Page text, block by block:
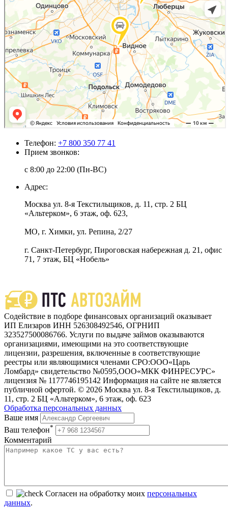
Телефон: +7 800 350 77 41
Прием звонков:
с 8:00 до 22:00 (Пн-ВС)
Адрес:
Москва ул. 8-я Текстильщиков, д. 11, стр. 2 БЦ
«Альтерком», 6 этаж, оф. 623,
МО, г. Химки, ул. Репина, 2/27
г. Санкт-Петербург, Пироговская набережная д. 21, офис
71, 7 этаж, БЦ «Нобель»
Содействие в подборе финансовых организаций оказывает
ИП Елизаров ИНН 526308492546, ОГРНИП
323527500086766. Услуги по выдаче займов оказываются
организациями, имеющими на это соответствующие
лицензии, разрешения, включенные в соответствующие
реестры или являющимися членами СРО:ООО«Царь
Ломбард» свидетельство №0595,ООО«МКК ФИНРЕСУРС»
лицензия № 1177746195142 Информация на сайте не является
публичной офертой. © 2026 Москва ул. 8-я Текстильщиков, д.
11, стр. 2 БЦ «Альтерком», 6 этаж, оф. 623
Обработка персональных данных
Ваше имя
Ваш телефон*
Комментарий
Согласен на обработку моих персональных
данных.